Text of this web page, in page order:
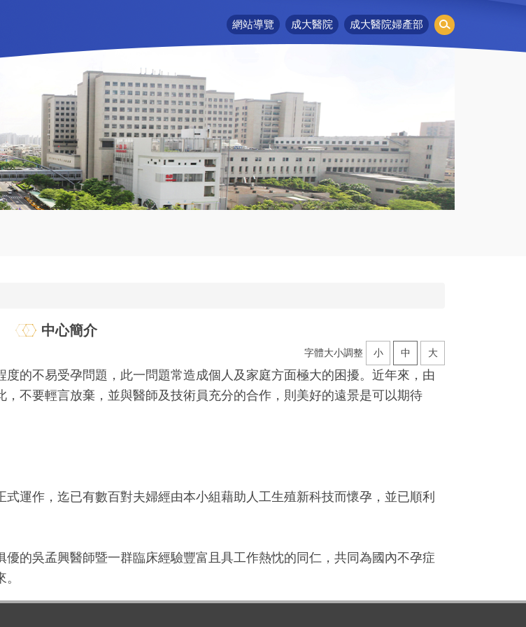
網站導覽 成大醫院 成大醫院婦產部
中心簡介
字體大小調整 小 中 大
的不易受孕問題，此一問題常造成個人及家庭方面極大的困擾。近年來，由
不要輕言放棄，並與醫師及技術員充分的合作，則美好的遠景是可以期待
運作，迄已有數百對夫婦經由本小組藉助人工生殖新科技而懷孕，並已順利
的吳孟興醫師暨一群臨床經驗豐富且具工作熱忱的同仁，共同為國內不孕症